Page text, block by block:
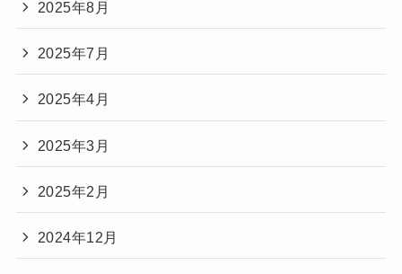
2025年8月
2025年7月
2025年4月
2025年3月
2025年2月
2024年12月